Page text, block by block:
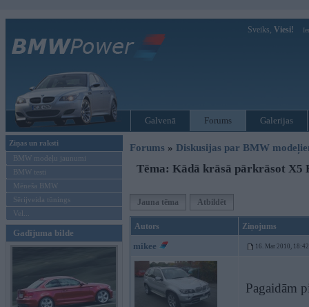
Sveiks, Viesi!
Galvenā Forums Galerijas
Ziņas un raksti
BMW modeļu jaunumi
BMW testi
Mēneša BMW
Sērijveida tūnings
Vel...
Gadījuma bilde
Forums » Diskusijas par BMW
Tēma: Kādā krāsā pārkrāsot X5
Jauna tēma Atbildēt
Autors Ziņojums
mikee 16. Mar 2010, 18:42
Pagaidām